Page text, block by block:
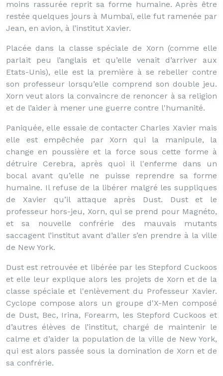
moins rassurée reprit sa forme humaine. Après être
restée quelques jours à Mumbaï, elle fut ramenée par
Jean, en avion, à l’institut Xavier.
Placée dans la classe spéciale de Xorn (comme elle
parlait peu l’anglais et qu’elle venait d’arriver aux
Etats-Unis), elle est la première à se rebeller contre
son professeur lorsqu’elle comprend son double jeu.
Xorn veut alors la convaincre de renoncer à sa religion
et de l’aider à mener une guerre contre l'humanité.
Paniquée, elle essaie de contacter Charles Xavier mais
elle est empêchée par Xorn qui la manipule, la
change en poussière et la force sous cette forme à
détruire Cerebra, après quoi il l'enferme dans un
bocal avant qu’elle ne puisse reprendre sa forme
humaine. Il refuse de la libérer malgré les suppliques
de Xavier qu’il attaque après Dust. Dust et le
professeur hors-jeu, Xorn, qui se prend pour Magnéto,
et sa nouvelle confrérie des mauvais mutants
saccagent l’institut avant d’aller s’en prendre à la ville
de New York.
Dust est retrouvée et libérée par les Stepford Cuckoos
et elle leur explique alors les projets de Xorn et de la
classe spéciale et l'enlèvement du Professeur Xavier.
Cyclope compose alors un groupe d'X-Men composé
de Dust, Bec, Irina, Forearm, les Stepford Cuckoos et
d’autres élèves de l’institut, chargé de maintenir le
calme et d’aider la population de la ville de New York,
qui est alors passée sous la domination de Xorn et de
sa confrérie.